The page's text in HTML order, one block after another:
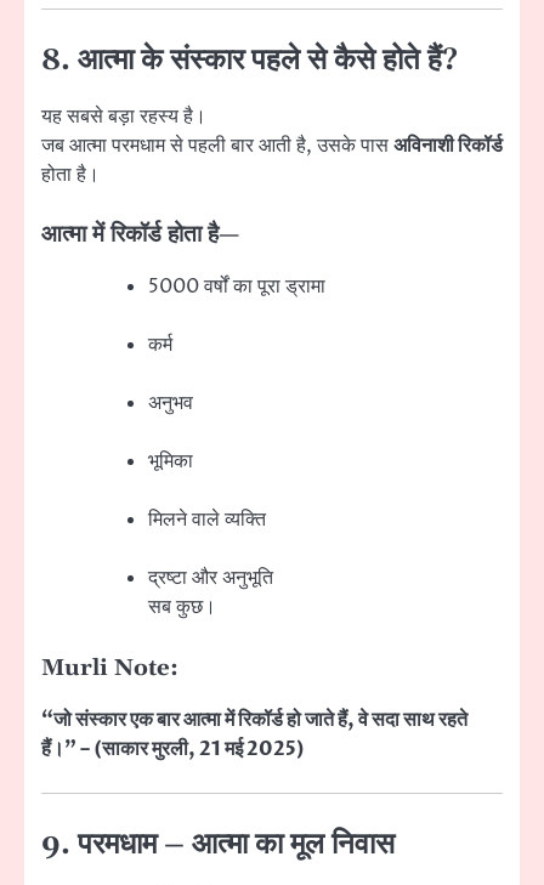
8. आत्मा के संस्कार पहले से कैसे होते हैं?
यह सबसे बड़ा रहस्य है।
जब आत्मा परमधाम से पहली बार आती है, उसके पासअविनाशी रिकॉर्ड
होता है।
आत्मा में रिकॉर्ड होता है—
5000 वर्षों का पूरा ड्रामा
कर्म
अनुभव
भूमिका
मिलने वाले व्यक्ति
द्रष्टा और अनुभूति
सब कुछ।
Murli Note:
“जो संस्कार एक बार आत्मा में रिकॉर्ड हो जाते हैं, वे सदा साथ रहते
हैं।” – (साकार मुरली, 21 मई 2025)
9. परमधाम – आत्मा का मूल निवास